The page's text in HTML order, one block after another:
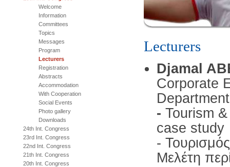
Welcome
Information
Committees
Topics
Messages
Program
Lecturers
Registration
Abstracts
Accommodation
With Cooperation
Social Events
Photo gallery
Downloads
24th Int. Congress
23rd Int. Congress
22nd Int. Congress
21th Int. Congress
20th Int. Congress
Lecturers
Djamal
Corporate
- Tourism
case study
-
Μελέτη